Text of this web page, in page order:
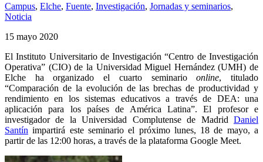
Campus, Elche, Fuente, Investigación, Jornadas y seminarios,
Noticia
15 mayo 2020
El Instituto Universitario de Investigación “Centro de Investigación
Operativa” (CIO) de la Universidad Miguel Hernández (UMH) de
Elche ha organizado el cuarto seminarioonline, titulado
“Comparación de la evolución de las brechas de productividad y
rendimiento en los sistemas educativos a través de DEA: una
aplicación para los países de América Latina”. El profesor e
investigador de la Universidad Complutense de Madrid Daniel
Santín impartirá este seminario el próximo lunes, 18 de mayo, a
partir de las 12:00 horas, a través de la plataforma Google Meet.